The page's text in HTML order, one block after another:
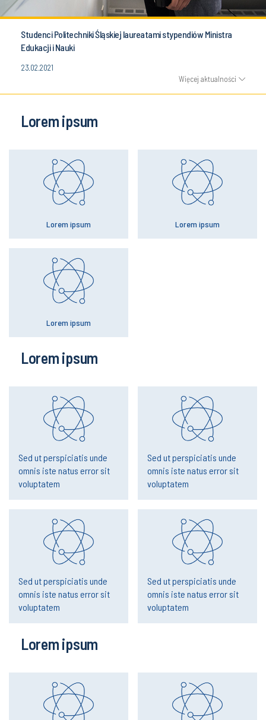
Studenci Politechniki Śląskiej laureatami stypendiów Ministra
Edukacji i Nauki
23.02.2021
Więcej aktualności
Lorem ipsum
Lorem ipsum Lorem ipsum
Lorem ipsum
Lorem ipsum
Sed ut perspiciatis unde
omnis iste natus error sit
voluptatem
Sed ut perspiciatis unde
omnis iste natus error sit
voluptatem
Sed ut perspiciatis unde
omnis iste natus error sit
voluptatem
Sed ut perspiciatis unde
omnis iste natus error sit
voluptatem
Lorem ipsum